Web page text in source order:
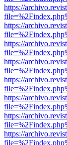
https://
https://
https://
https://
https://
https://
https://
https://